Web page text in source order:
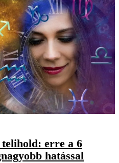
erre a 6
hatással